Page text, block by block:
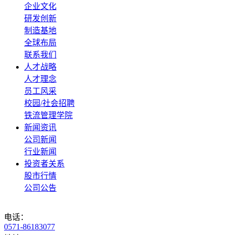
企业文化
研发创新
制造基地
全球布局
联系我们
人才战略
人才理念
员工风采
校园/社会招聘
铁流管理学院
新闻资讯
公司新闻
行业新闻
投资者关系
股市行情
公司公告
电话：
0571-86183077